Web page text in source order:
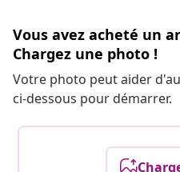
Vous avez acheté un
Chargez une photo !
Votre photo peut aider
ci-dessous pour démarrer.